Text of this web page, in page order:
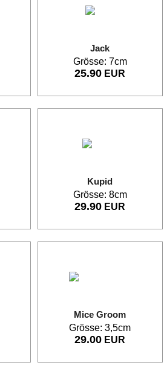
Jack
Grösse: 7cm
25.90 EUR
Kupid
Grösse: 8cm
29.90 EUR
Mice Groom
Grösse: 3,5cm
29.00 EUR